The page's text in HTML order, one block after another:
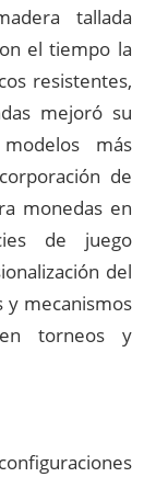
tallada
el tiempo la
resistentes,
mejoró su
más
de
monedas en
de juego
del
y mecanismos
torneos y